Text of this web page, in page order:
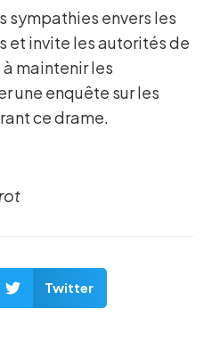
sympathies envers les
et invite les autorités de
maintenir les
une enquête sur les
ce drame.
Twitter